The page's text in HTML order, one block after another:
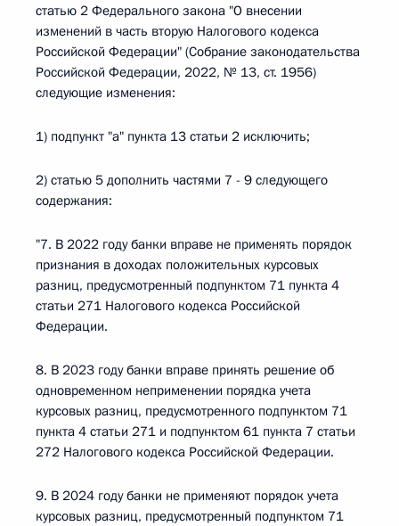
статью 2 Федерального закона "О внесении
изменений в часть вторую Налогового кодекса
Российской Федерации" (Собрание законодательства
Российской Федерации, 2022, № 13, ст. 1956)
следующие изменения:
1) подпункт "а" пункта 13 статьи 2 исключить;
2) статью 5 дополнить частями 7 - 9 следующего
содержания:
"7. В 2022 году банки вправе не применять порядок
признания в доходах положительных курсовых
разниц, предусмотренный подпунктом 71 пункта 4
статьи 271 Налогового кодекса Российской
Федерации.
8. В 2023 году банки вправе принять решение об
одновременном неприменении порядка учета
курсовых разниц, предусмотренного подпунктом 71
пункта 4 статьи 271 и подпунктом 61 пункта 7 статьи
272 Налогового кодекса Российской Федерации.
9. В 2024 году банки не применяют порядок учета
курсовых разниц, предусмотренный подпунктом 71